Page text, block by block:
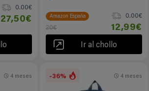
0.00€
27,50€ Amazon España
0.00€
20€
12,99€
Ir al chollo
4 meses -36% 4 meses